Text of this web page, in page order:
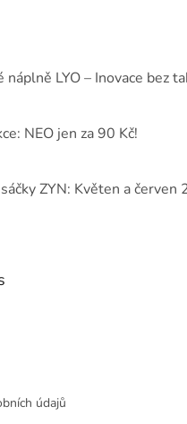
LYO – Inovace bez
NEO jen za 90 Kč!
ZYN: Květen a červen
údajů